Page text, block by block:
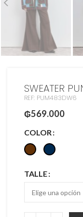
SWEATER
REF: PUM483DW6
₲569.000
COLOR
TALLE